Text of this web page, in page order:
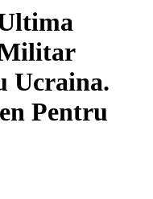
Ucraina.
Pentru